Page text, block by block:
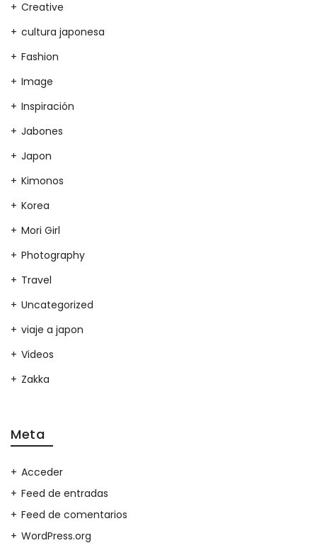
Creative
cultura japonesa
Fashion
Image
Inspiración
Jabones
Japon
Kimonos
Korea
Mori Girl
Photography
Travel
Uncategorized
viaje a japon
Videos
Zakka
Meta
Acceder
Feed de entradas
Feed de comentarios
WordPress.org